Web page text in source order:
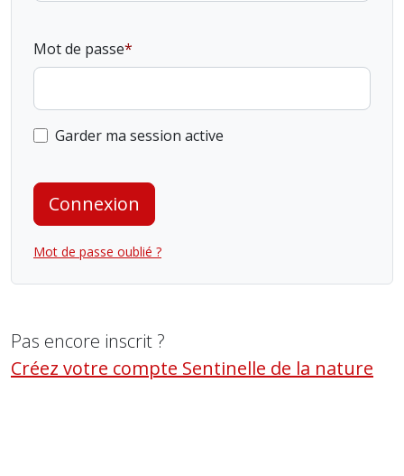
Mot de passe
Garder ma session active
Connexion
Mot de passe oublié ?
Pas encore inscrit ?
Créez votre compte Sentinelle de la nature